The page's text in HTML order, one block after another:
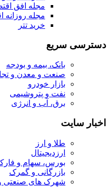
مجله افق
مجله روزانه
خرید تتر
دسترسی سریع
بانک، بیمه و بودجه
صنعت و معدن و
بازار خودرو
نفت و پتروشیمی
برق، آب و انرژی
اخبار سایت
طلا و ارز
ارزدیجیتال
بورس، سهام و
بازرگانی و گمرک
شهرک های صنعتی و